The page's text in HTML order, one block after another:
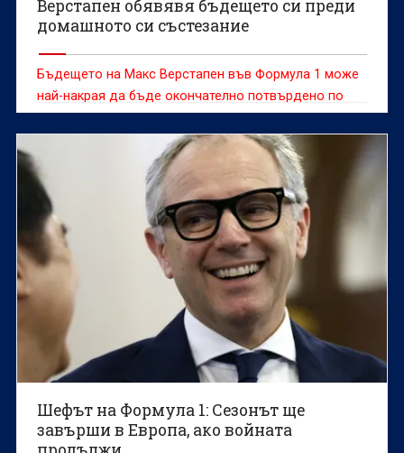
Верстапен обявявя бъдещето си преди
домашното си състезание
Бъдещето на Макс Верстапен във Формула 1 може
най-накрая да бъде окончателно потвърдено по
време на състезателния уикенд за Гран При на
Нидерландия на пистата "Зандворт", смята бившият
нидерландски пилот Роберт Доорнбос
Шефът на Формула 1: Сезонът ще
завърши в Европа, ако войната